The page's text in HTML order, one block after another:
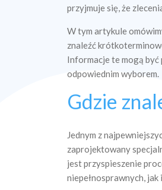
przyjmuje się, że
W tym artykule
znaleźć
Informacje te mogą być
odpowiednim wyborem.
Gdzie
Jednym z
zaprojektowany
jest przyspieszenie
niepełnosprawnych,